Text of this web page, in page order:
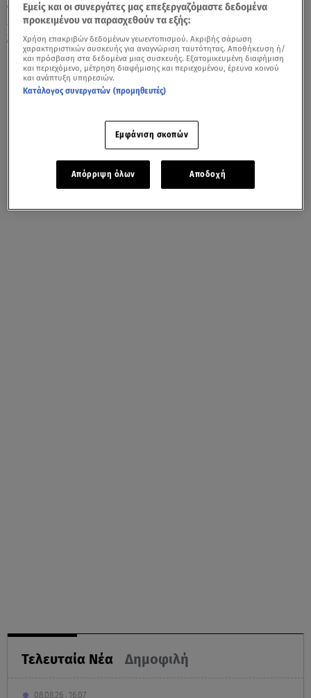
05.12.22, 13:21
«Τα Χριστούγεννα του Σκρούτζ»
ζωντανεύουν στο Ιντεάλ
Τελευταία Νέα Δημοφιλή
08.08.26 , 16:07
Εμείς και οι συνεργάτες μας επεξεργαζόμαστε δεδομένα
προκειμένου να παρασχεθούν τα εξής:
Χρήση επακριβών δεδομένων γεωεντοπισμού. Ακριβής σάρωση
χαρακτηριστικών συσκευής για αναγνώριση ταυτότητας. Αποθήκευση ή/
και πρόσβαση στα δεδομένα μιας συσκευής. Εξατομικευμένη διαφήμιση
και περιεχόμενο, μέτρηση διαφήμισης και περιεχομένου, έρευνα κοινού
και ανάπτυξη υπηρεσιών.
Κατάλογος συνεργατών (προμηθευτές)
Εμφάνιση σκοπών
Απόρριψη όλων Αποδοχή